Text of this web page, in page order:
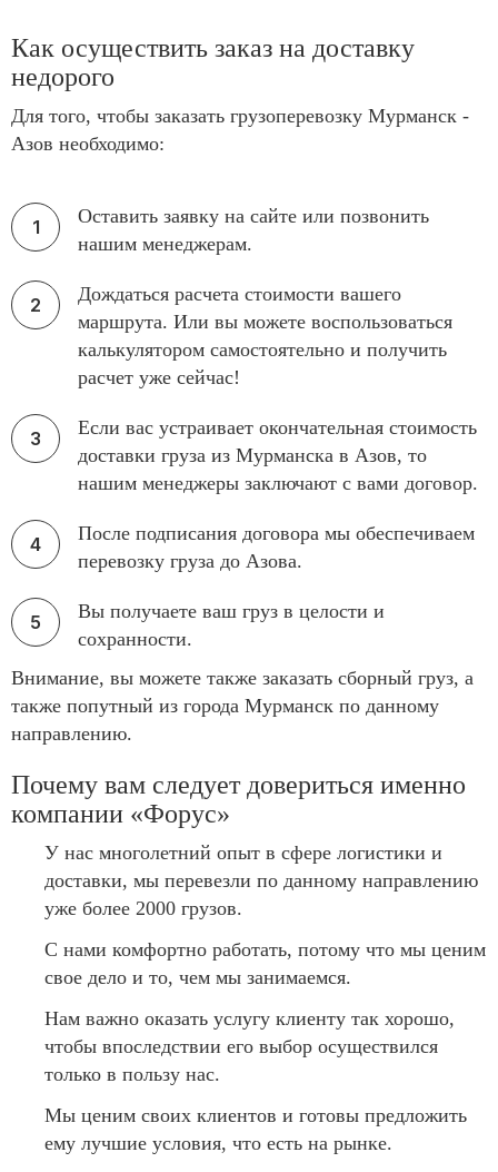
Как осуществить заказ на доставку
недорого
Для того, чтобы заказать грузоперевозку Мурманск -
Азов необходимо:
Оставить заявку на сайте или позвонить
нашим менеджерам.
Дождаться расчета стоимости вашего
маршрута. Или вы можете воспользоваться
калькулятором самостоятельно и получить
расчет уже сейчас!
Если вас устраивает окончательная стоимость
доставки груза из Мурманска в Азов, то
нашим менеджеры заключают с вами договор.
После подписания договора мы обеспечиваем
перевозку груза до Азова.
Вы получаете ваш груз в целости и
сохранности.
Внимание, вы можете также заказать сборный груз, а
также попутный из города Мурманск по данному
направлению.
Почему вам следует довериться именно
компании «Форус»
У нас многолетний опыт в сфере логистики и
доставки, мы перевезли по данному направлению
уже более 2000 грузов.
С нами комфортно работать, потому что мы ценим
свое дело и то, чем мы занимаемся.
Нам важно оказать услугу клиенту так хорошо,
чтобы впоследствии его выбор осуществился
только в пользу нас.
Мы ценим своих клиентов и готовы предложить
ему лучшие условия, что есть на рынке.